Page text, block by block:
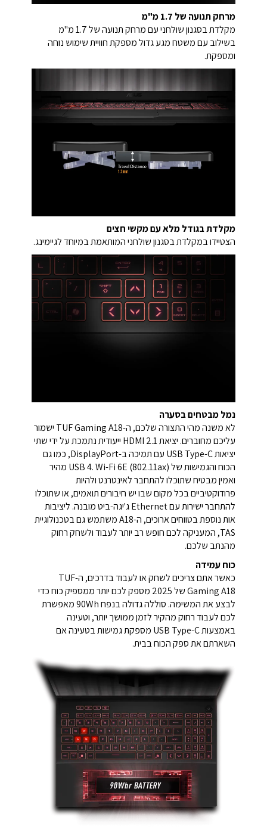
מרחק תנועה של 1.7 מ"מ
מקלדת בסגנון שולחני עם מרחק תנועה של 1.7 מ"מ
בשילוב עם משטח מגע גדול מספקת חוויית שימוש נוחה
ומספקת.
מקלדת בגודל מלא עם מקשי חצים
הצטיידו במקלדת בסגנון שולחני המותאמת במיוחד לגיימינג.
נמל מבטחים בסערה
לא משנה מהי התצורה שלכם, ה-TUF Gaming A18 ישמור
עליכם מחוברים. יציאת HDMI 2.1 ייעודית נתמכת על ידי שתי
יציאות USB Type-C עם תמיכה ב-DisplayPort, כמו גם
הכוח והגמישות של USB 4. Wi-Fi 6E (802.11ax) מהיר
ואמין מבטיח שתוכלו להתחבר לאינטרנט ולהיות
פרודוקטיביים בכל מקום שבו יש חיבורים תואמים, או שתוכלו
להתחבר ישירות עם Ethernet ג'יגה-ביט מובנה. ליציבות
אות נוספת בטווחים ארוכים, ה-A18 משתמש גם בטכנולוגיית
TAS, המעניקה לכם חופש רב יותר לעבוד ולשחק רחוק
מהנתב שלכם.
כוח עמידה
כאשר אתם צריכים לשחק או לעבוד בדרכים, ה-TUF
Gaming A18 של 2025 מספק לכם יותר ממספיק כוח כדי
לבצע את המשימה. סוללה גדולה בנפח 90Wh מאפשרת
לכם לעבוד רחוק מהקיר לזמן ממושך יותר, וטעינה
באמצעות USB Type-C מספקת גמישות בטעינה אם
השארתם את ספק הכוח בבית.